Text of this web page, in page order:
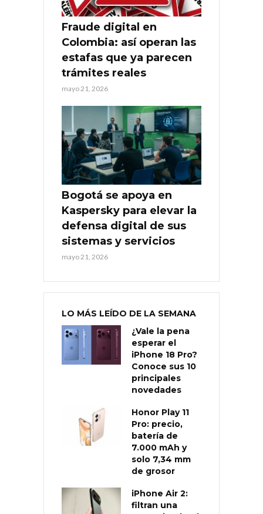
Fraude digital en
Colombia: así operan las
estafas que ya parecen
trámites reales
mayo 21, 2026
Bogotá se apoya en
Kaspersky para elevar la
defensa digital de sus
sistemas y servicios
mayo 21, 2026
LO MÁS LEÍDO DE LA SEMANA
¿Vale la pena
esperar el
iPhone 18 Pro?
Conoce sus 10
principales
novedades
Honor Play 11
Pro: precio,
batería de
7.000 mAh y
solo 7,34 mm
de grosor
iPhone Air 2:
filtran una